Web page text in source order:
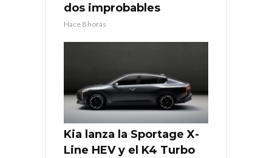
dos improbables
Hace 8 horas
Kia lanza la Sportage X-
Line HEV y el K4 Turbo